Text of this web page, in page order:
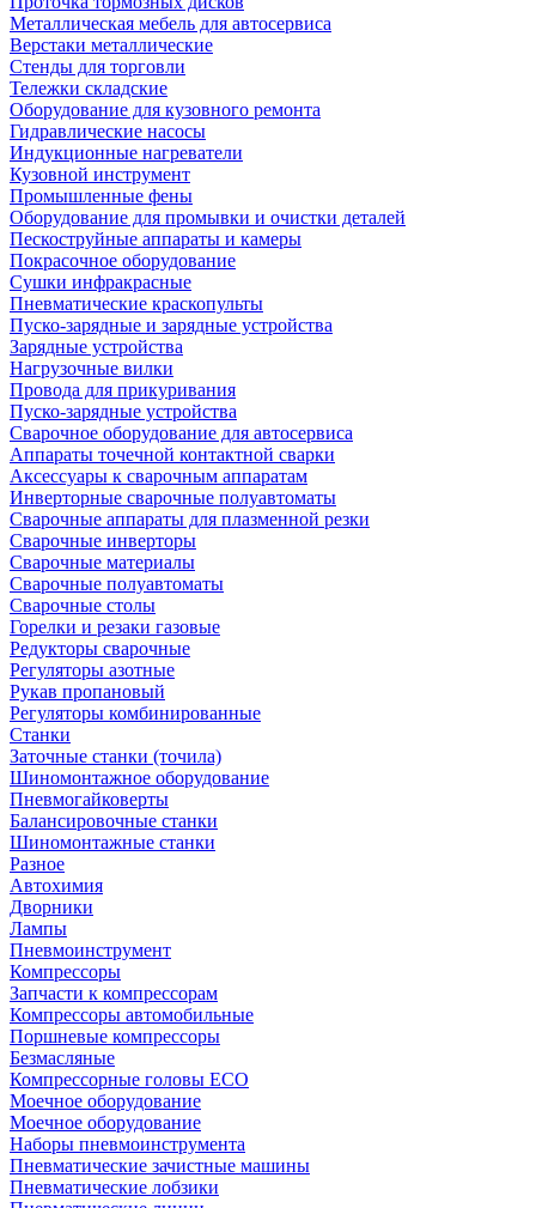
Металлическая мебель для автосервиса
Верстаки металлические
Стенды для торговли
Тележки складские
Оборудование для кузовного ремонта
Гидравлические насосы
Индукционные нагреватели
Кузовной инструмент
Промышленные фены
Оборудование для промывки и очистки деталей
Пескоструйные аппараты и камеры
Покрасочное оборудование
Сушки инфракрасные
Пневматические краскопульты
Пуско-зарядные и зарядные устройства
Зарядные устройства
Нагрузочные вилки
Провода для прикуривания
Пуско-зарядные устройства
Сварочное оборудование для автосервиса
Аппараты точечной контактной сварки
Аксессуары к сварочным аппаратам
Инверторные сварочные полуавтоматы
Сварочные аппараты для плазменной резки
Сварочные инверторы
Сварочные материалы
Сварочные полуавтоматы
Сварочные столы
Горелки и резаки газовые
Редукторы сварочные
Регуляторы азотные
Рукав пропановый
Регуляторы комбинированные
Станки
Заточные станки (точила)
Шиномонтажное оборудование
Пневмогайковерты
Балансировочные станки
Шиномонтажные станки
Разное
Автохимия
Дворники
Лампы
Пневмоинструмент
Компрессоры
Запчасти к компрессорам
Компрессоры автомобильные
Поршневые компрессоры
Безмасляные
Компрессорные головы ECO
Моечное оборудование
Моечное оборудование
Наборы пневмоинструмента
Пневматические зачистные машины
Пневматические лобзики